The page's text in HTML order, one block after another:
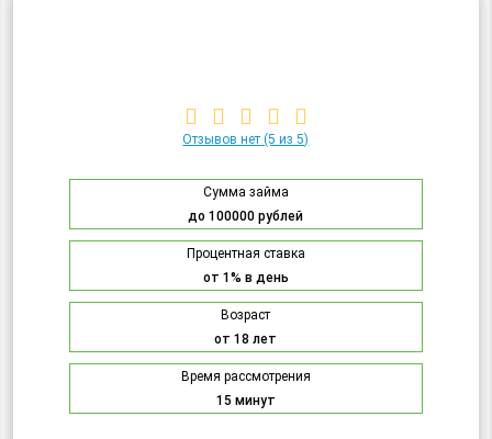
Отзывов нет (5 из 5)
Сумма займа
до 100000 рублей
Процентная ставка
от 1% в день
Возраст
от 18 лет
Время рассмотрения
15 минут